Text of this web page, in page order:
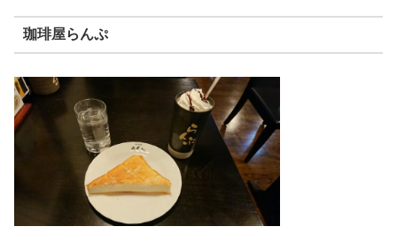
珈琲屋らんぷ